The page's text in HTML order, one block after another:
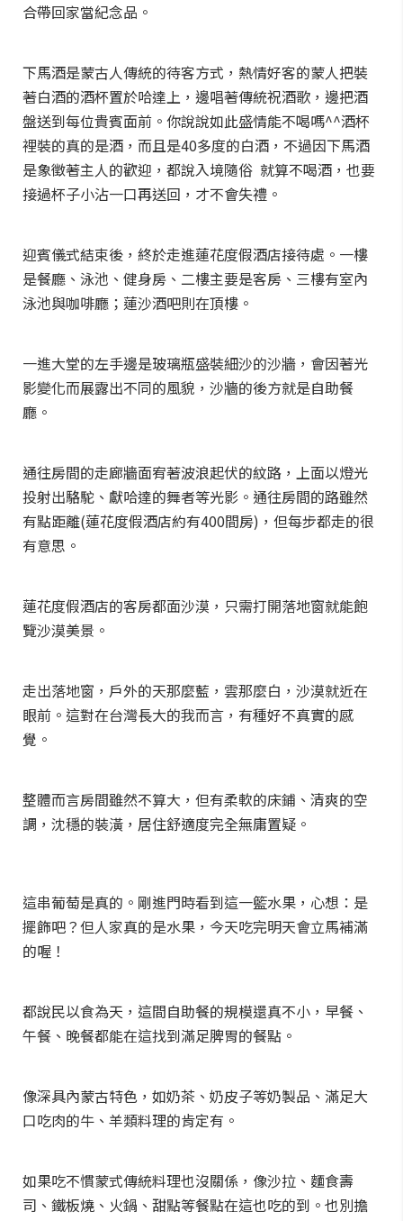
合帶回家當紀念品。
下馬酒是蒙古人傳統的待客方式，熱情好客的蒙人把裝
著白酒的酒杯置於哈達上，邊唱著傳統祝酒歌，邊把酒
盤送到每位貴賓面前。你說說如此盛情能不喝嗎^^酒杯
裡裝的真的是酒，而且是40多度的白酒，不過因下馬酒
是象徵著主人的歡迎，都說入境隨俗 就算不喝酒，也要
接過杯子小沾一口再送回，才不會失禮。
迎賓儀式結束後，終於走進蓮花度假酒店接待處。一樓
是餐廳、泳池、健身房、二樓主要是客房、三樓有室內
泳池與咖啡廳；蓮沙酒吧則在頂樓。
一進大堂的左手邊是玻璃瓶盛裝細沙的沙牆，會因著光
影變化而展露出不同的風貌，沙牆的後方就是自助餐
廳。
通往房間的走廊牆面宥著波浪起伏的紋路，上面以燈光
投射出駱駝、獻哈達的舞者等光影。通往房間的路雖然
有點距離(蓮花度假酒店約有400間房)，但每步都走的很
有意思。
蓮花度假酒店的客房都面沙漠，只需打開落地窗就能飽
覽沙漠美景。
走出落地窗，戶外的天那麼藍，雲那麼白，沙漠就近在
眼前。這對在台灣長大的我而言，有種好不真實的感
覺。
整體而言房間雖然不算大，但有柔軟的床鋪、清爽的空
調，沈穩的裝潢，居住舒適度完全無庸置疑。
這串葡萄是真的。剛進門時看到這一籃水果，心想：是
擺飾吧？但人家真的是水果，今天吃完明天會立馬補滿
的喔！
都說民以食為天，這間自助餐的規模還真不小，早餐、
午餐、晚餐都能在這找到滿足脾胃的餐點。
像深具內蒙古特色，如奶茶、奶皮子等奶製品、滿足大
口吃肉的牛、羊類料理的肯定有。
如果吃不慣蒙式傳統料理也沒關係，像沙拉、麵食壽
司、鐵板燒、火鍋、甜點等餐點在這也吃的到。也別擔